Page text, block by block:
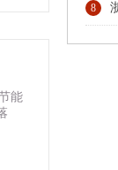
能
8 浙